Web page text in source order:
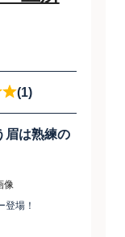
(1)
眉は熟練の
登場！